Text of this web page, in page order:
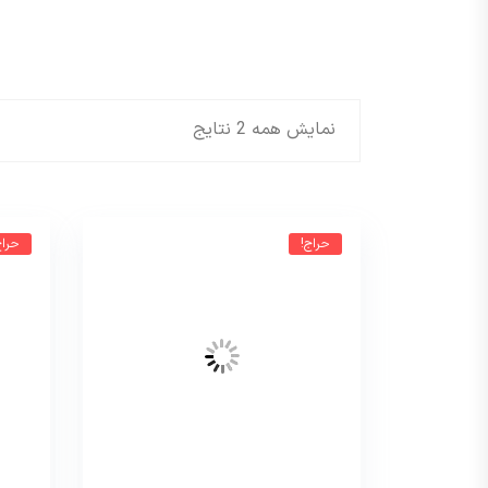
نمایش همه 2 نتایج
حراج!